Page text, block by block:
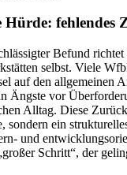
Hürde: fehlendes
Befund
selbst. Viele
auf den allgemeinen
Ängste vor
Alltag. Diese
sondern ein
und
Schritt“, der